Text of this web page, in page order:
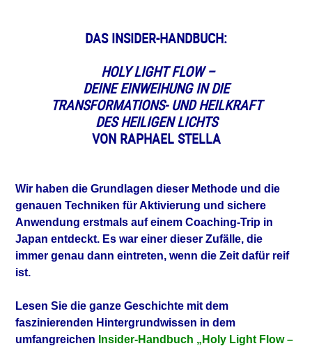
DAS INSIDER-HANDBUCH:
HOLY LIGHT FLOW –
DEINE EINWEIHUNG IN DIE
TRANSFORMATIONS- UND HEILKRAFT
DES HEILIGEN LICHTS
VON RAPHAEL STELLA
Wir haben die Grundlagen dieser Methode und die
genauen Techniken für Aktivierung und sichere
Anwendung erstmals auf einem Coaching-Trip in
Japan entdeckt. Es war einer dieser Zufälle, die
immer genau dann eintreten, wenn die Zeit dafür reif
ist.
Lesen Sie die ganze Geschichte mit dem
faszinierenden Hintergrundwissen in dem
umfangreichen Insider-Handbuch „Holy Light Flow –